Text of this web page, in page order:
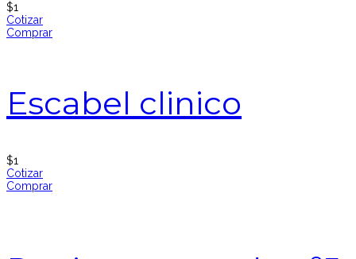
$1
Cotizar
Comprar
Escabel clinico
$1
Cotizar
Comprar